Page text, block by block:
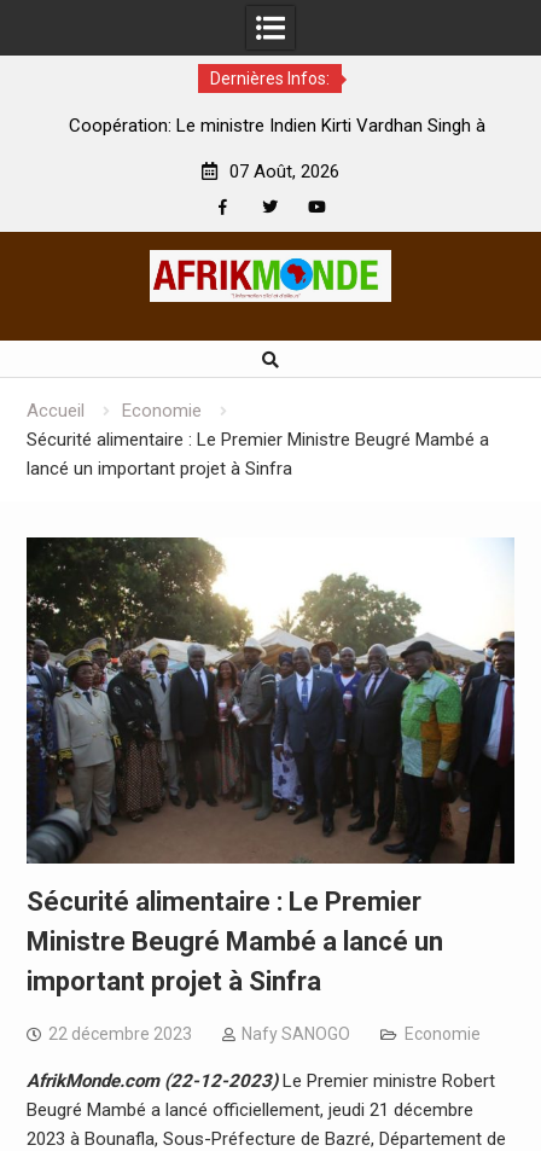
Dernières Infos:
Coopération: Le ministre Indien Kirti Vardhan Singh à
07 Août, 2026
Accueil
Economie
Sécurité alimentaire : Le Premier Ministre Beugré Mambé a
lancé un important projet à Sinfra
Sécurité alimentaire : Le Premier
Ministre Beugré Mambé a lancé un
important projet à Sinfra
22 décembre 2023 Nafy SANOGO Economie
AfrikMonde.com (22-12-2023)Le Premier ministre Robert
Beugré Mambé a lancé officiellement, jeudi 21 décembre
2023 à Bounafla, Sous-Préfecture de Bazré, Département de